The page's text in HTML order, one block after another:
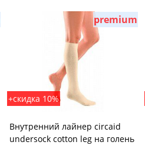
premium
+скидка 10%
Внутренний лайнер circaid
undersock cotton leg на голень